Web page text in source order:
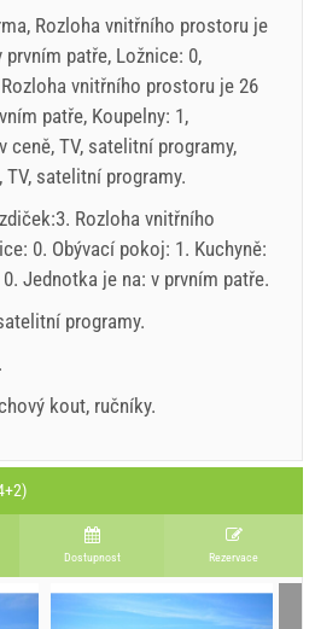
(01.07. - 31.08): 10 EUR (once -
(01.01 - 30.06. / 01.09. -
dodavatele
okamžitě a budete mít další
a klikněte na „Poslat poptávku“.
Rozloha vnitřního prostoru je
patře, Ložnice: 0,
vnitřního prostoru je 26
patře, Koupelny: 1,
ceně, TV, satelitní programy,
satelitní programy.
Rozloha vnitřního
0. Obývací pokoj: 1. Kuchyně:
Jednotka je na: v prvním patře.
programy.
.
kout, ručníky.
2026 EUR
22. 8. 2026
11. 9. 2026
12. 9. 2026
25. 9. 2026
78.57 EUR 71.43 EUR
pozadím jsou obsazeny.
2026
TU WE TH FR SA
1
(*) jsou povinná!
Dostupnost Rezervace